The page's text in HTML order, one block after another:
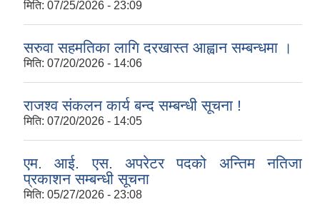
मिति: 07/25/2026 - 23:09
सरुवा सहमतिका लागि दरखास्त आह्वान सम्बन्धमा ।
मिति: 07/20/2026 - 14:06
राजश्व संकलन कार्य बन्द सम्बन्धी सूचना !
मिति: 07/20/2026 - 14:05
एम. आई. एस. अपरेटर पदको अन्तिम नतिजा
प्रकाशन सम्बन्धी सूचना
मिति: 05/27/2026 - 23:08